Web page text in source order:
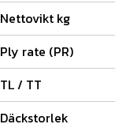
Nettovikt kg
Ply rate (PR)
TL / TT
Däckstorlek